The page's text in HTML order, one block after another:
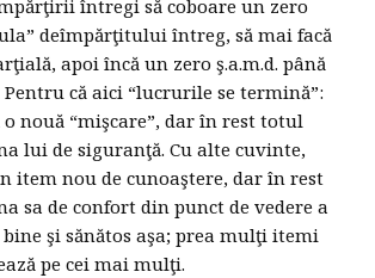
întregi să coboare un zero
deîmpărţitului întreg, să mai facă
apoi încă un zero ş.a.m.d. până
Pentru că aici “lucrurile se termină”:
nouă “mişcare”, dar în rest totul
lui de siguranţă. Cu alte cuvinte,
item nou de cunoaştere, dar în rest
sa de confort din punct de vedere a
şi sănătos aşa; prea mulţi itemi
pe cei mai mulţi.